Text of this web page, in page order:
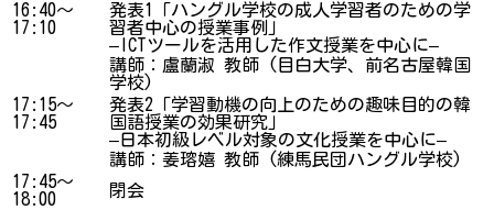
16:40～
17:10
発表1「ハングル学校の成人学習者のための学
習者中心の授業事例」
–ICTツールを活用した作文授業を中心に–
講師：盧蘭淑 教師 (目白大学、前名古屋韓国
学校)
17:15～
17:45
発表2「学習動機の向上のための趣味目的の韓
国語授業の効果研究」
–日本初級レベル対象の文化授業を中心に–
講師：姜瑢嬉 教師 (練馬民団ハングル学校)
17:45～
18:00
閉会